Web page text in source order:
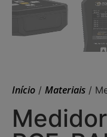
Início / Materiais /